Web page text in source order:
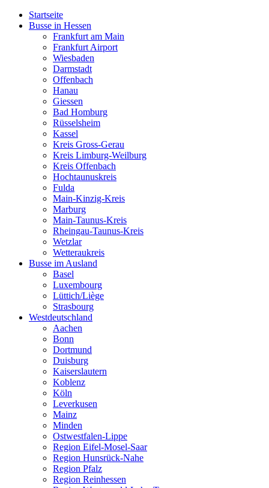
Startseite
Busse in Hessen
Frankfurt am Main
Frankfurt Airport
Wiesbaden
Darmstadt
Offenbach
Hanau
Giessen
Bad Homburg
Rüsselsheim
Kassel
Kreis Gross-Gerau
Kreis Limburg-Weilburg
Kreis Offenbach
Hochtaunuskreis
Fulda
Main-Kinzig-Kreis
Marburg
Main-Taunus-Kreis
Rheingau-Taunus-Kreis
Wetzlar
Wetteraukreis
Busse im Ausland
Basel
Luxembourg
Lüttich/Liège
Strasbourg
Westdeutschland
Aachen
Bonn
Dortmund
Duisburg
Kaiserslautern
Koblenz
Köln
Leverkusen
Mainz
Minden
Ostwestfalen-Lippe
Region Eifel-Mosel-Saar
Region Hunsrück-Nahe
Region Pfalz
Region Reinhessen